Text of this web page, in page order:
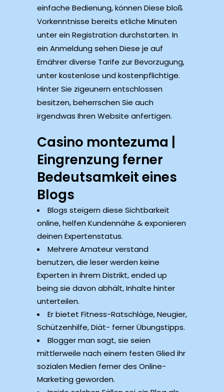
einfache Bedienung, können Diese bloß
Vorkenntnisse bereits etliche Minuten
unter ein Registration durchstarten. In
ein Anmeldung sehen Diese je auf
Ernährer diverse Tarife zur Bevorzugung,
unter kostenlose und kostenpflichtige.
Hinter Sie zigeunern entschlossen
besitzen, beherrschen Sie auch
irgendwas Ihren Website anfertigen.
Casino montezuma |
Eingrenzung ferner
Bedeutsamkeit eines
Blogs
Blogs steigern diese Sichtbarkeit
online, helfen Kundennähe & exponieren
deinen Expertenstatus.
Mehrere Amateur verstand
benutzen, die leser werden keine
Experten in ihrem Distrikt, ended up
being sie davon abhält, Inhalte hinter
unterteilen.
Er bietet Fitness-Ratschläge, Neugier,
Schützenhilfe, Diät- ferner Übungstipps.
Blogger man sagt, sie seien
mittlerweile nach einem festen Glied ihr
sozialen Medien ferner des Online-
Marketing geworden.